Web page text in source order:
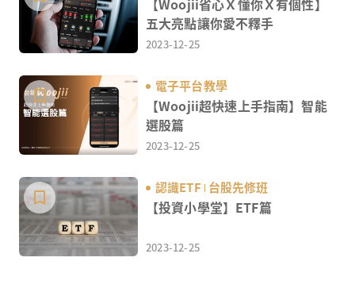
【Woojii省心Ｘ懂你Ｘ有個性】
五大亮點讓你愛不釋手
2023-12-25
電子平台教學
【Woojii超快速上手指南】智能
選股篇
2023-12-25
認識ETF 台股先修班
【投資小學堂】ETF篇
2023-12-25